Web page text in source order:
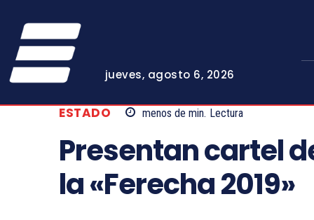
jueves, agosto 6, 2026
ESTADO menos de min. Lectura
Presentan cartel
la «Ferecha 2019»